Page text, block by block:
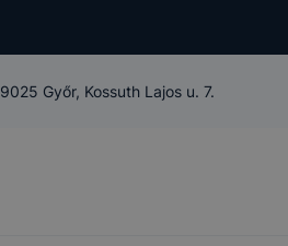
9025 Győr, Kossuth Lajos u. 7.